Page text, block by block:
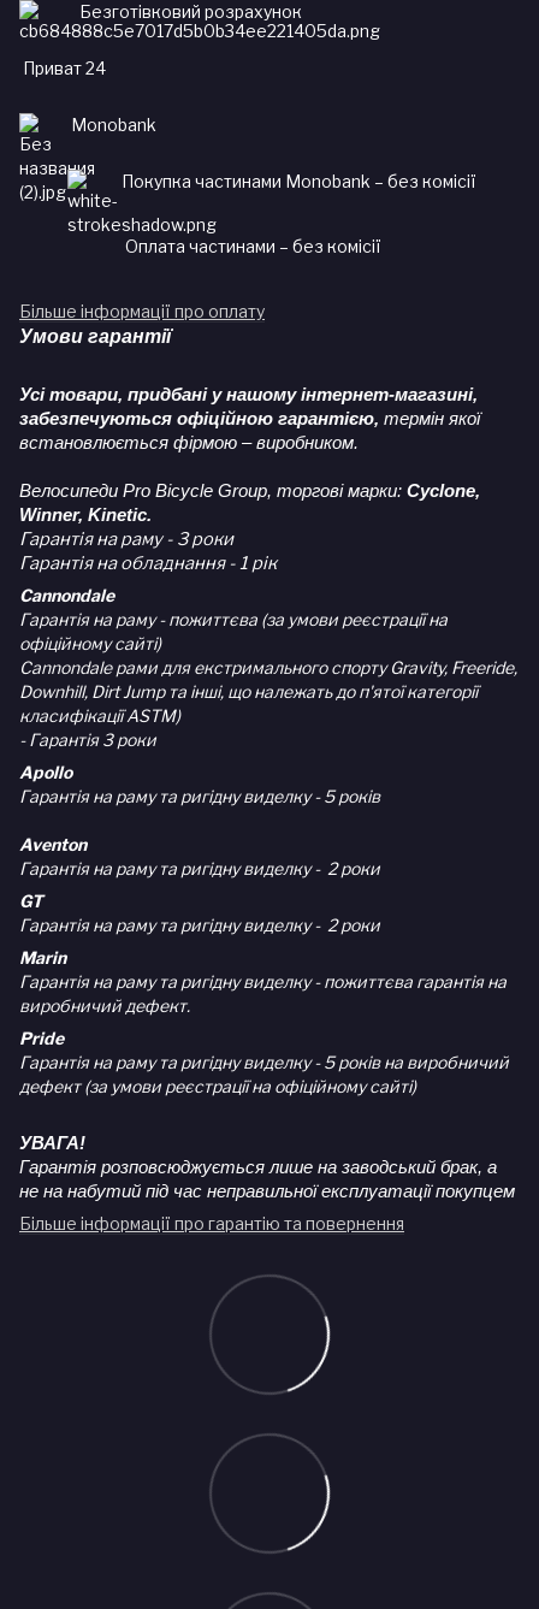
Безготівковий розрахунок
Приват 24
Monobank
Покупка частинами Monobank – без комісії
Оплата частинами – без комісії
Більше інформації про оплату
Умови гарантії
Усі товари, придбані у нашому інтернет-магазині,
забезпечуються офіційною гарантією, термін якої
встановлюється фірмою – виробником.
Велосипеди Pro Bicycle Group, торгові марки: Cyclone,
Winner, Kinetic.
Гарантія на раму - 3 роки
Гарантія на обладнання - 1 рік
Cannondale
Гарантія на раму - пожиттєва (за умови реєстрації на
офіційному сайті)
Cannondale рами для екстримального спорту Gravity, Freeride,
Downhill, Dirt Jump та інші, що належать до п'ятої категорії
класифікації ASTM)
- Гарантія 3 роки
Apollo
Гарантія на раму та ригідну виделку - 5 років
Aventon
Гарантія на раму та ригідну виделку - 2 роки
GT
Гарантія на раму та ригідну виделку - 2 роки
Marin
Гарантія на раму та ригідну виделку - пожиттєва гарантія на
виробничий дефект.
Pride
Гарантія на раму та ригідну виделку - 5 років на виробничий
дефект (за умови реєстрації на офіційному сайті)
УВАГА!
Гарантія розповсюджується лише на заводський брак, а
не на набутий під час неправильної експлуатації покупцем
Більше інформації про гарантію та повернення